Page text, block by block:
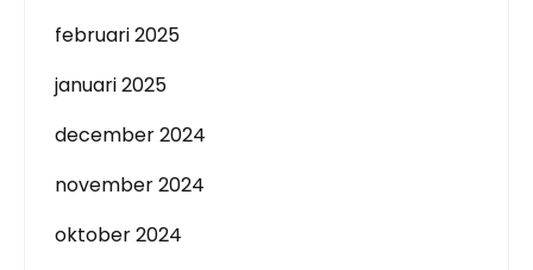
februari 2025
januari 2025
december 2024
november 2024
oktober 2024